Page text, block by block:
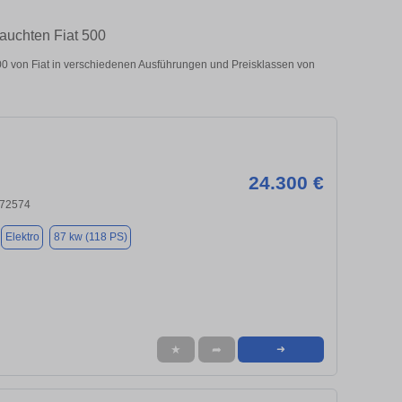
Fiat 500
von Fiat in verschiedenen Ausführungen und Preisklassen von
24.300 €
Elektro 87 kw (118 PS)
★ ➦ ➜